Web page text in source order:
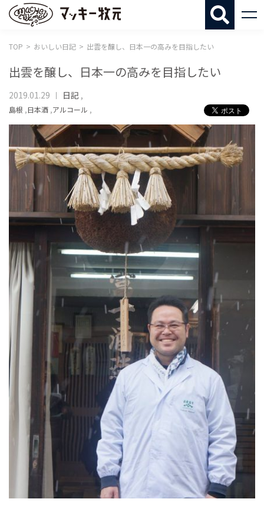
TOP おいしい日記 出雲を醸し、日本一の高みを目指したい
出雲を醸し、日本一の高みを目指したい
2019.01.29 日記 ,
島根 ,日本酒 ,アルコール ,